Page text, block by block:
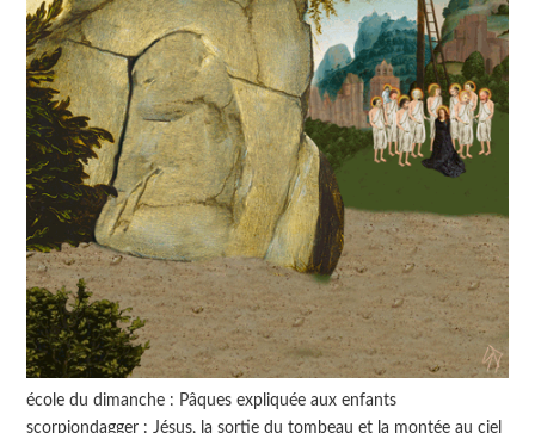
école du dimanche : Pâques expliquée aux enfants
scorpiondagger : Jésus, la sortie du tombeau et la montée au ciel